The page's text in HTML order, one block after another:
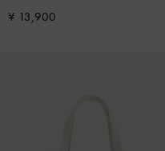
¥ 13,900